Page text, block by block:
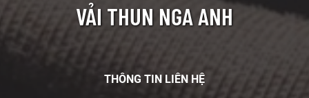
VẢI THUN NGA ANH
THÔNG TIN LIÊN HỆ